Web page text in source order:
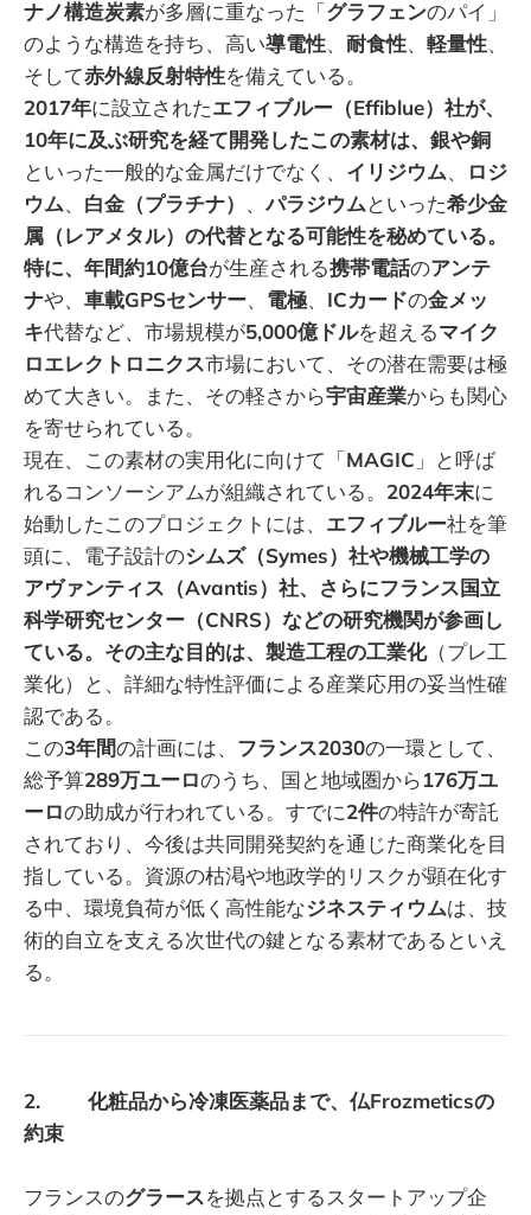
ナノ構造炭素が多層に重なった「グラフェンのパイ」
のような構造を持ち、高い導電性、 耐食性、 軽量性、
そして赤外線反射特性を備えている。
2017年に設立されたエフィブルー（Effiblue）社が、
10年に及ぶ研究を経て開発したこの素材は、銀や銅
といった一般的な金属だけでなく、 イリジウム、
ロジ
ウム、 白金（プラチナ） 、パラジウムといった希少金
属（レアメタル）の代替となる可能性を秘めている。
特に、年間約10億台が生産される携帯電話のアンテ
ナや、 車載GPSセンサー、 電極、 ICカードの金メッ
キ代替など、市場規模が5,000億ドルを超えるマイク
ロエレクトロニクス市場において、その潜在需要は極
めて大きい。また、その軽さから宇宙産業からも関心
を寄せられている。
現在、この素材の実用化に向けて「MAGIC 」と呼ば
れるコンソーシアムが組織されている。 2024年末に
始動したこのプロジェクトには、 エフィブルー社を筆
頭に、電子設計のシムズ（Symes）社や機械工学の
アヴァンティス（Avantis）社、さらにフランス国立
科学研究センター（CNRS）などの研究機関が参画し
ている。その主な目的は、製造工程の工業化（プレ工
業化）と、詳細な特性評価による産業応用の妥当性確
認である。
この3年間の計画には、 フランス2030の一環として、
総予算289万ユーロのうち、国と地域圏から176万ユ
ーロの助成が行われている。すでに2件の特許が寄託
されており、今後は共同開発契約を通じた商業化を目
指している。資源の枯渇や地政学的リスクが顕在化す
る中、環境負荷が低く高性能なジネスティウムは、技
術的自立を支える次世代の鍵となる素材であるといえ
る。
2. 化粧品から冷凍医薬品まで、仏Frozmeticsの
約束
フランスのグラースを拠点とするスタートアップ企